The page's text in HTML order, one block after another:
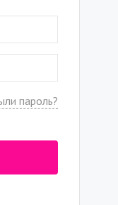
пароль?